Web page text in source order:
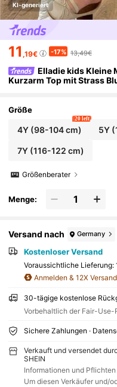
KI-generiert
11 ,19€ -17% 13,49€
Elladie kids Kleine
Kurzarm Top mit Strass
Größe
4Y(98-104 cm)
20 left
5Y
7Y(116-122 cm)
Größenberater
Menge:
Versand nach Germany
Kostenloser Versand
Voraussichtliche Lieferung:
Anmelden & 12X
30-tägige kostenlose
Vorbehaltlich der Fair-Use-
Sichere Zahlungen ·
Verkauft und versendet
SHEIN
Informationen und
Um diesen Verkäufer und/